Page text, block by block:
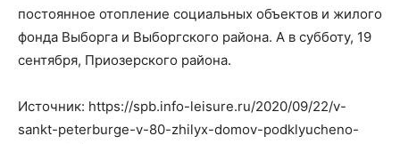
постоянное отопление социальных объектов и жилого
фонда Выборга и Выборгского района. А в субботу, 19
сентября, Приозерского района.
Источник: https://spb.info-leisure.ru/2020/09/22/v-
sankt-peterburge-v-80-zhilyx-domov-podklyucheno-